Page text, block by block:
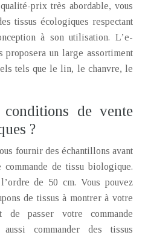
prix très abordable, vous
tissus écologiques respectant
à son utilisation. L’e-
proposera un large assortiment
tels que le lin, le chanvre, le
de vente
?
fournir des échantillons avant
de tissu biologique.
de 50 cm. Vous pouvez
de tissus à montrer à votre
de passer votre commande
commander des tissus